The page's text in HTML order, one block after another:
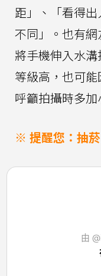
距」、「看得
不同」。也有
將手機伸入水
等級高，也可能
呼籲拍攝時多加
※ 提醒您：抽
由